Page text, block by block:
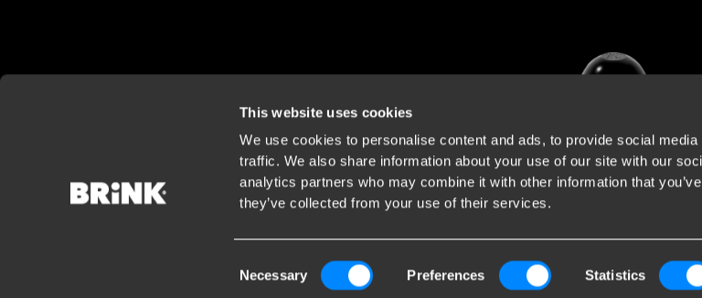
This website uses cookies
We use cookies to personalise content and ads, to provide social
traffic. We also share information about your use of our site with our
analytics partners who may combine it with other information that
they’ve collected from your use of their services.
Selection
Necessary Preferences Statistics